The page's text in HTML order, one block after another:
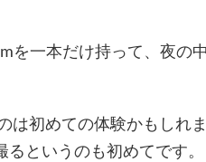
を一本だけ持って、夜の
は初めての体験かもしれ
というのも初めてです。